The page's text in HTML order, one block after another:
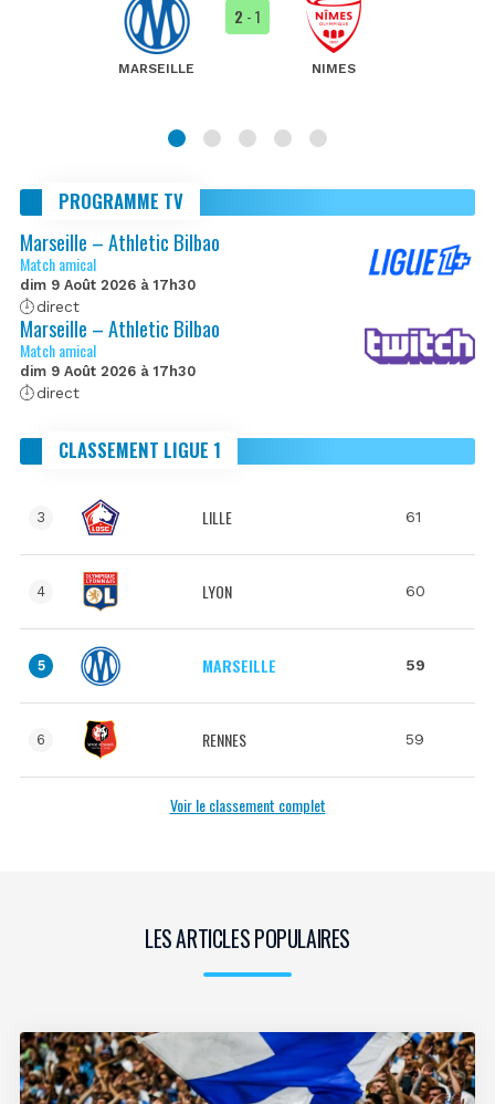
MARSEILLE
2 - 1
NIMES
PROGRAMME TV
Marseille – Athletic Bilbao
Match amical
dim 9 Août 2026 à 17h30
direct
Marseille – Athletic Bilbao
Match amical
dim 9 Août 2026 à 17h30
direct
CLASSEMENT LIGUE 1
3 LILLE 61
4 LYON 60
5 MARSEILLE 59
6 RENNES 59
Voir le classement complet
LES ARTICLES POPULAIRES